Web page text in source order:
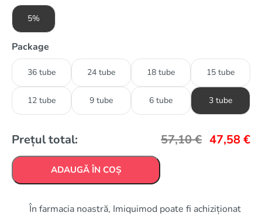
5%
Package
36 tube 24 tube 18 tube 15 tube
12 tube 9 tube 6 tube 3 tube
Prețul total: 57,10€ 47,58€
ADAUGĂ ÎN COȘ
În farmacia noastră, Imiquimod poate fi achiziționat